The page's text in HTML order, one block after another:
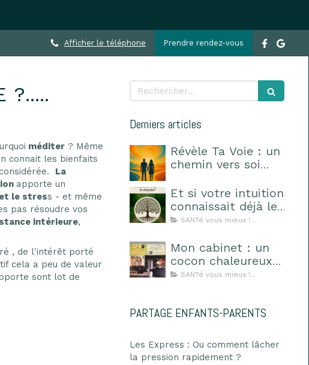
Prendre rendez-vous
Afficher le téléphone
?.....
méditer ? Même
connait les bienfaits
La
apporte un
le stress - et même
pas résoudre vos
intérieure,
, de l'intérêt porté
cela a peu de valeur
sont lot de
Rechercher
Derniers articles
Révèle Ta Voie : un
chemin vers soi
route
Et si votre intuition
connaissait déjà le
chemin ?
SANTé vous mieux !...
Mon cabinet : un
cocon chaleureux
où l’on se sent en
SANTé vous mieux !...
PARTAGE ENFANTS-PARENTS
Les Express : Ou comment lâcher
la pression rapidement ?